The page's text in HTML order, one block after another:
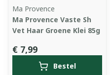
Ma Provence
Ma Provence Vaste Sh
Vet Haar Groene Klei 85g
€ 7,99
Bestel